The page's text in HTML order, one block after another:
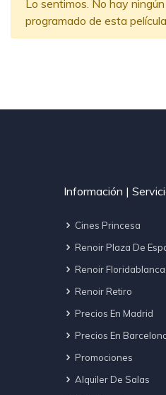
Lo sentimos. No hay
programado de esta
Información |
Cines Princesa
Renoir Plaza De
Renoir Floridablanca
Renoir Retiro
Precios En Madrid
Precios En
Promociones
Alquiler De Salas